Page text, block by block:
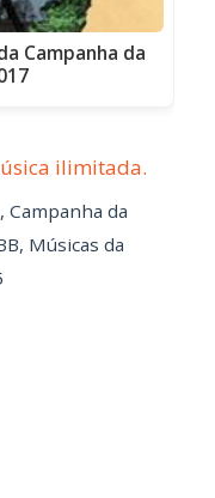
Campanha da
ilimitada.
, Campanha da
, Músicas da